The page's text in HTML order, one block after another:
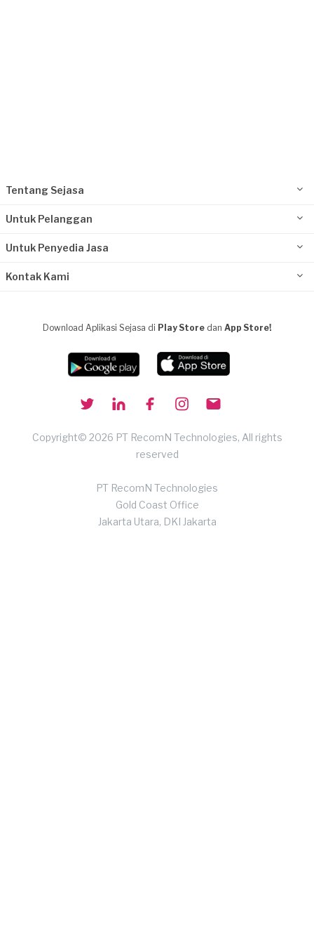
Tentang Sejasa
Untuk Pelanggan
Untuk Penyedia Jasa
Kontak Kami
Download Aplikasi Sejasa di Play Store dan App Store!
Copyright© 2026 PT RecomN Technologies, All rights
reserved
PT RecomN Technologies
Gold Coast Office
Jakarta Utara, DKI Jakarta